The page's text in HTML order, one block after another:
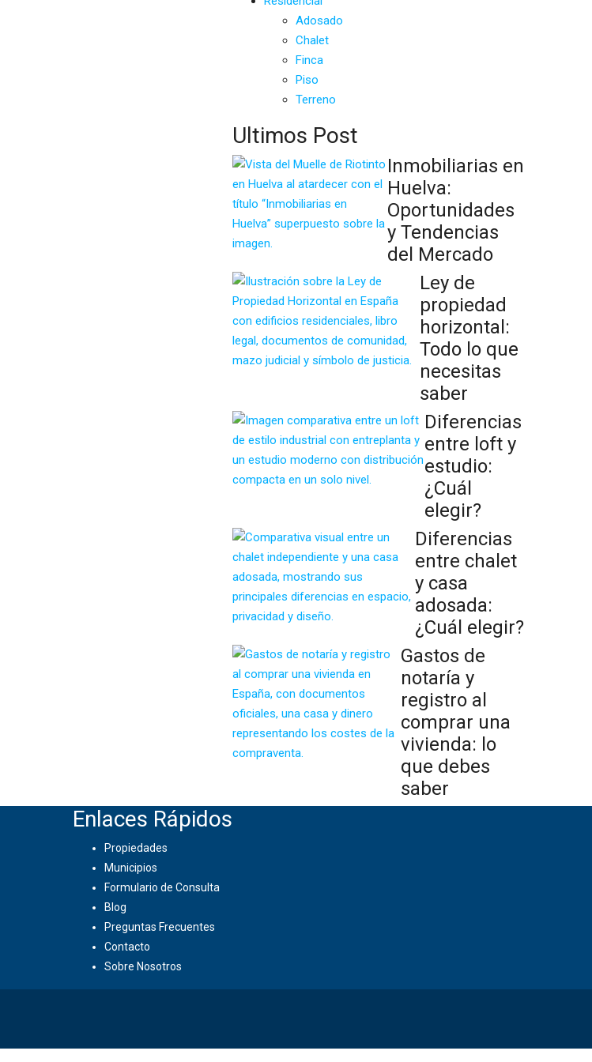
Adosado
Chalet
Finca
Piso
Terreno
Ultimos Post
Inmobiliarias en
Huelva:
Oportunidades
y Tendencias
del Mercado
Ley de
propiedad
horizontal:
Todo lo que
necesitas
saber
Diferencias
entre loft y
estudio:
¿Cuál
elegir?
Diferencias
entre chalet
y casa
adosada:
¿Cuál elegir?
Gastos de
notaría y
registro al
comprar una
vivienda: lo
que debes
saber
Enlaces Rápidos
Propiedades
Municipios
Formulario de Consulta
Blog
Preguntas Frecuentes
Contacto
Sobre Nosotros